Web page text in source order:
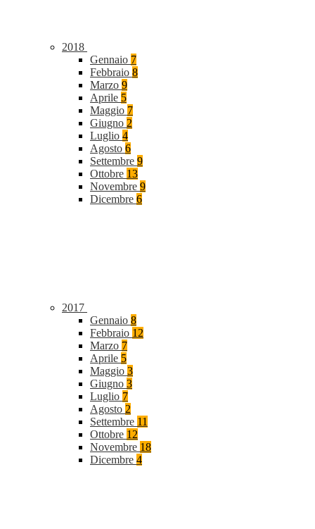
2018
Gennaio 7
Febbraio 8
Marzo 9
Aprile 5
Maggio 7
Giugno 2
Luglio 4
Agosto 6
Settembre 9
Ottobre 13
Novembre 9
Dicembre 6
2017
Gennaio 8
Febbraio 12
Marzo 7
Aprile 5
Maggio 3
Giugno 3
Luglio 7
Agosto 2
Settembre 11
Ottobre 12
Novembre 18
Dicembre 4